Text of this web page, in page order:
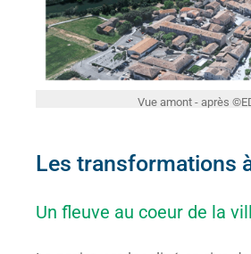
Vue amont - après
Les transformations
Un fleuve au coeur de la